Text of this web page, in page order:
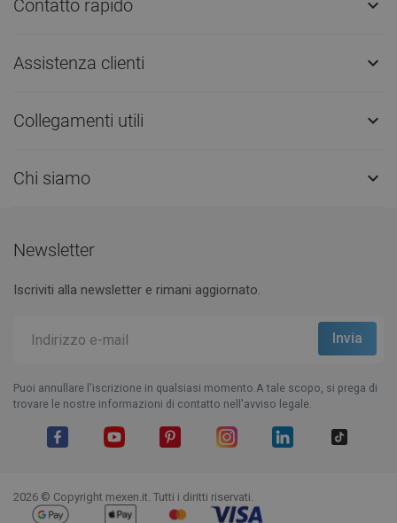
Contatto rapido 
Assistenza clienti 
Collegamenti utili 
Chi siamo 
Newsletter
Iscriviti alla newsletter e rimani aggiornato.
Puoi annullare l'iscrizione in qualsiasi momento.A tale scopo, si prega di
trovare le nostre informazioni di contatto nell'avviso legale.
2026 © Copyright mexen.it. Tutti i diritti riservati.